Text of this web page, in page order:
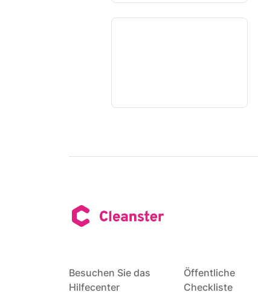
Besuchen Sie das
Hilfecenter
Öffentliche
Checkliste